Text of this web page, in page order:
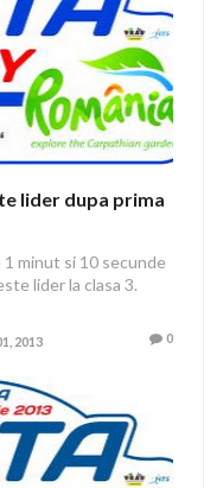
lider dupa prima
minut si 10 secunde
lider la clasa 3.
2013 0